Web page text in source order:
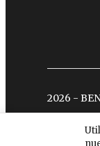
2026 -